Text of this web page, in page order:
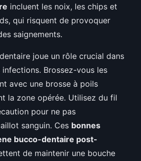
incluent les noix, les chips et
qui risquent de provoquer
saignements.
joue un rôle crucial dans
Brossez-vous les
avec une brosse à poils
la zone opérée. Utilisez du fil
pour ne pas
sanguin. Ces bonnes
bucco-dentaire post-
de maintenir une bouche